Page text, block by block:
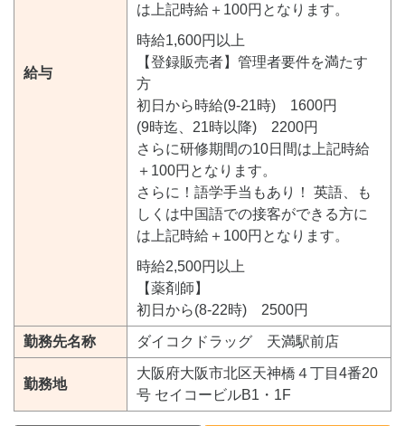
給与
は上記時給＋100円となります。
時給1,600円以上
【登録販売者】管理者要件を満たす
方
初日から時給(9-21時) 1600円
(9時迄、21時以降) 2200円
さらに研修期間の10日間は上記時給
＋100円となります。
さらに！語学手当もあり！ 英語、も
しくは中国語での接客ができる方に
は上記時給＋100円となります。
時給2,500円以上
【薬剤師】
初日から(8-22時) 2500円
勤務先名称 ダイコクドラッグ 天満駅前店
勤務地
大阪府大阪市北区天神橋４丁目4番20
号 セイコービルB1・1F